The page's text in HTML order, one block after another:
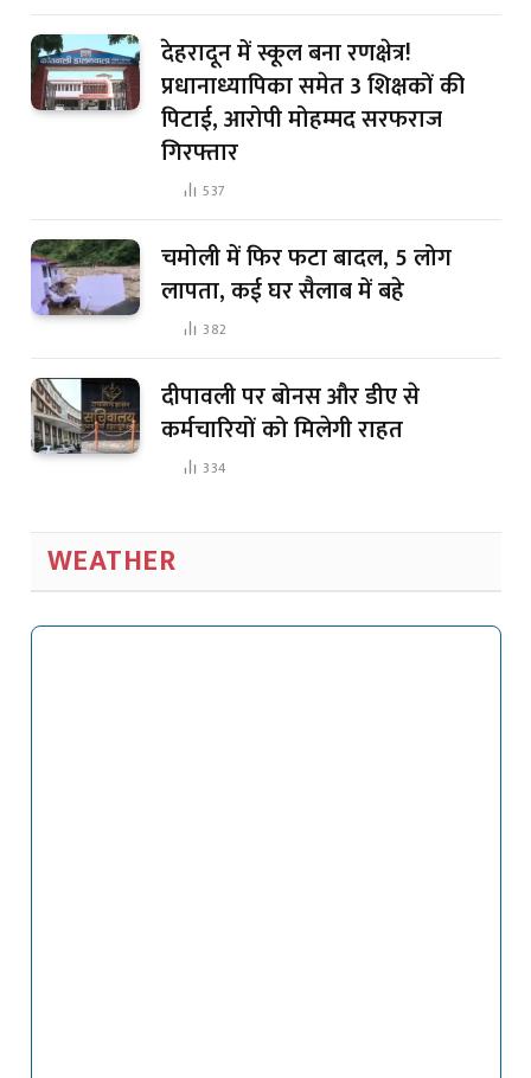
देहरादून में स्कूल बना रणक्षेत्र!
प्रधानाध्यापिका समेत 3 शिक्षकों की
पिटाई, आरोपी मोहम्मद सरफराज
गिरफ्तार
537
चमोली में फिर फटा बादल, 5 लोग
लापता, कई घर सैलाब में बहे
382
दीपावली पर बोनस और डीए से
कर्मचारियों को मिलेगी राहत
334
WEATHER